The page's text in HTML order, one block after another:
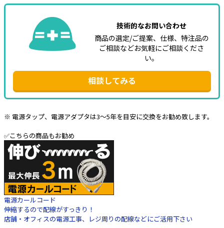
技術的なお問い合わせ
商品の選定/ご提案、仕様、特注品の
ご相談などお気軽にご相談くださ
い。
相談してみる
※ 電源タップ、電源アダプタは3～5年を目安に交換をお勧め致します。
✅こちらの商品もお勧め
電源カールコード
伸縮するので配線がすっきり！
店舗・オフィスの電源工事、レジ周りの配線などにご活用下さい